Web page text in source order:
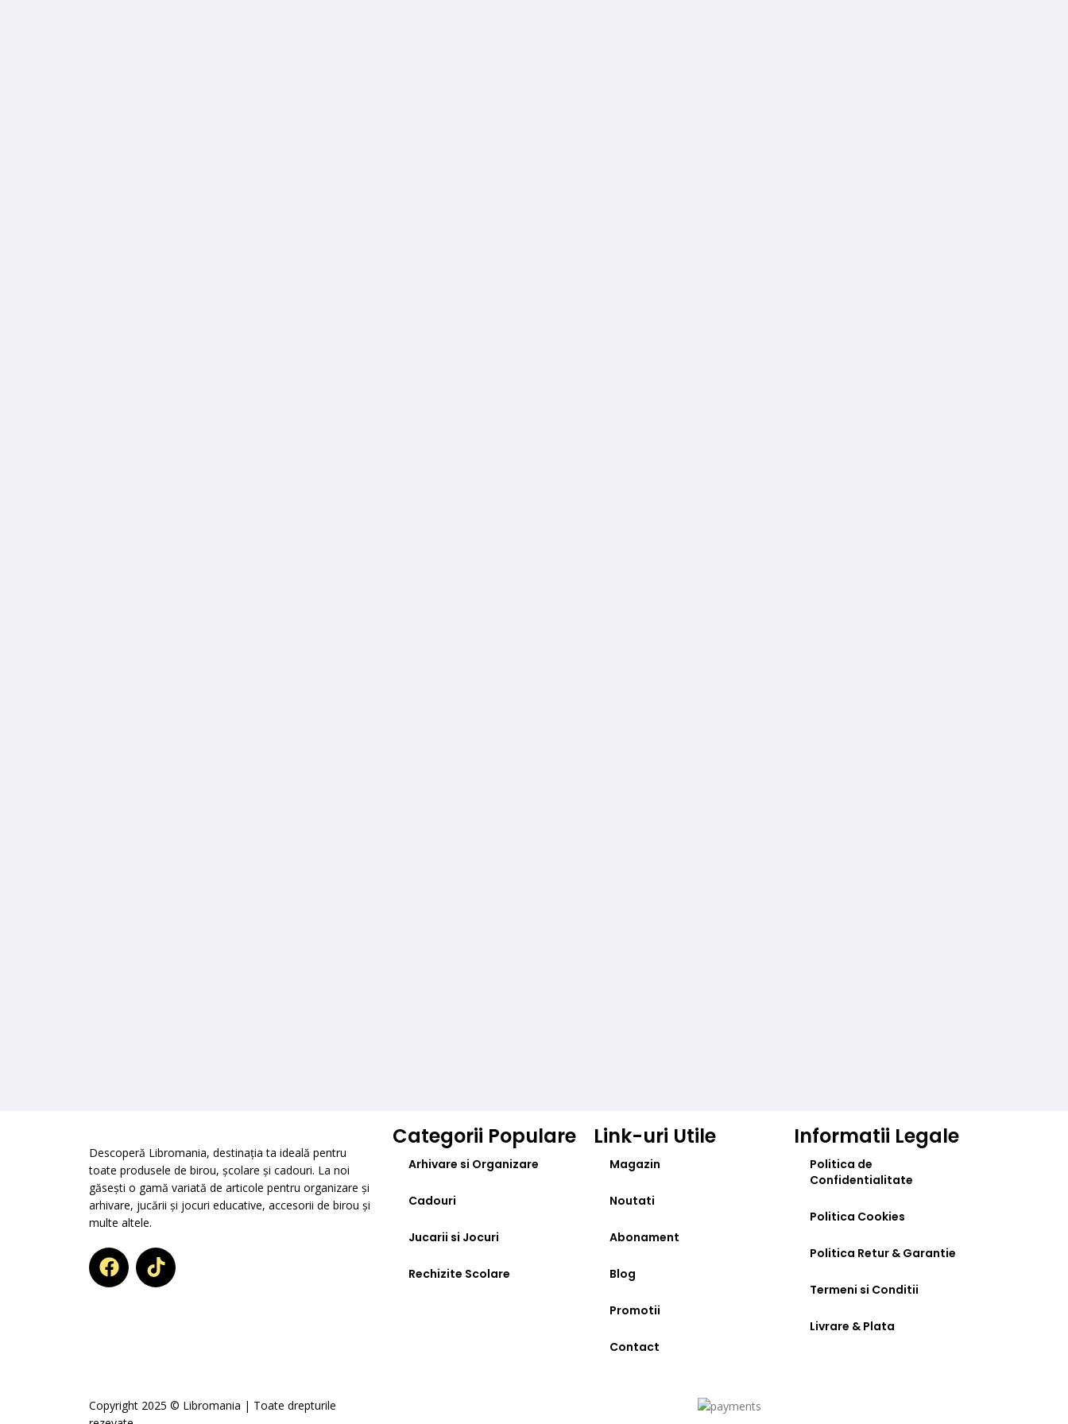
Descoperă Libromania, destinația ta ideală pentru
toate produsele de birou, școlare și cadouri. La noi
găsești o gamă variată de articole pentru organizare și
arhivare, jucării și jocuri educative, accesorii de birou și
multe altele.
Categorii Populare
Arhivare si Organizare
Cadouri
Jucarii si Jocuri
Rechizite Scolare
Link-uri Utile
Magazin
Noutati
Abonament
Blog
Promotii
Contact
Informatii Legale
Politica de
Confidentialitate
Politica Cookies
Politica Retur & Garantie
Termeni si Conditii
Livrare & Plata
Copyright 2025 © Libromania | Toate drepturile